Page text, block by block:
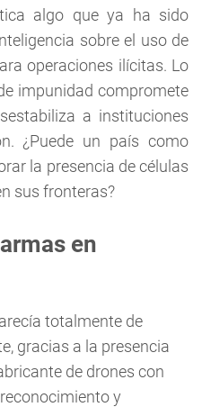
algo que ya ha sido
sobre el uso de
operaciones ilícitas. Lo
impunidad compromete
a instituciones
¿Puede un país como
la presencia de células
sus fronteras?
en
totalmente de
gracias a la presencia
de drones con
y